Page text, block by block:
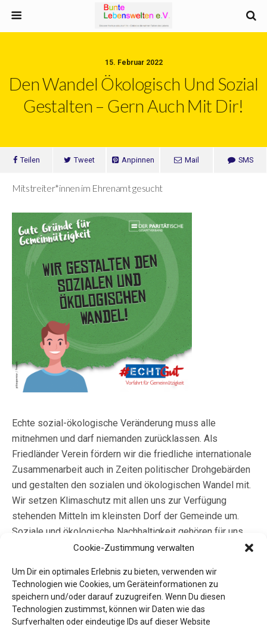
Cookie-Zustimmung verwalten
Um Dir ein optimales Erlebnis zu bieten, verwenden wir
Technologien wie Cookies, um Geräteinformationen zu
speichern und/oder darauf zuzugreifen. Wenn Du diesen
Technologien zustimmst, können wir Daten wie das
Surfverhalten oder eindeutige IDs auf dieser Website
15. Februar 2022
Den Wandel Ökologisch Und Sozial
Gestalten – Gern Auch Mit Dir!
Teilen Tweet Anpinnen Mail SMS
Mitstreiter*innen im Ehrenamt gesucht
Echte sozial-ökologische Veränderung muss alle
mitnehmen und darf niemanden zurücklassen. Als
Friedländer Verein fördern wir die friedliche internationale
Zusammenarbeit auch in Zeiten politischer Drohgebärden
und gestalten den sozialen und ökologischen Wandel mit.
Wir setzen Klimaschutz mit allen uns zur Verfügung
stehenden Mitteln im kleinsten Dorf der Gemeinde um.
Soziale und ökologische Nachhaltigkeit gehören für uns
zusammen. Zusammen mit dem Paritätischen
Du möchtest dich engagieren? Du möchtest raus und dich
und etwas in der Welt bewegen? Du willst etwas Neues
lernen? Dann bist Du bei uns genau richtig! Auch für diese